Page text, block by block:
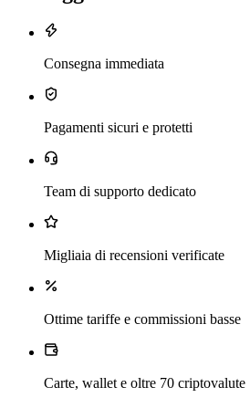
Consegna immediata
Pagamenti sicuri e protetti
Team di supporto dedicato
Migliaia di recensioni verificate
Ottime tariffe e commissioni basse
Carte, wallet e oltre 70 criptovalute